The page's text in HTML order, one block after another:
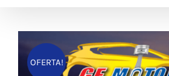
OFERTA!